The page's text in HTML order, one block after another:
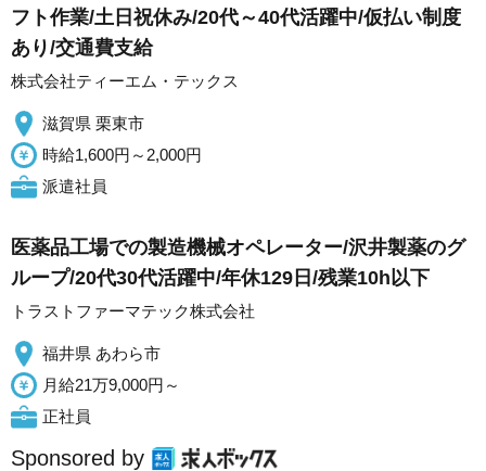
フト作業/土日祝休み/20代～40代活躍中/仮払い制度
あり/交通費支給
株式会社ティーエム・テックス
滋賀県 栗東市
時給1,600円～2,000円
派遣社員
医薬品工場での製造機械オペレーター/沢井製薬のグ
ループ/20代30代活躍中/年休129日/残業10h以下
トラストファーマテック株式会社
福井県 あわら市
月給21万9,000円～
正社員
Sponsored by